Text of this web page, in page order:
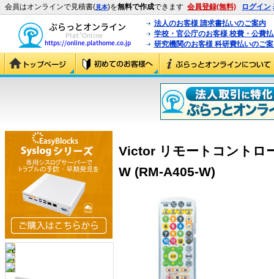
会員はオンラインで見積書(見本)を無料で作成できます 会員登録(無料) ログイン
法人のお客様 請求書払いのご案内
学校・官公庁のお客様 校費・公費
研究機関のお客様 科研費払いのご
Victor リモートコントロ
W (RM-A405-W)